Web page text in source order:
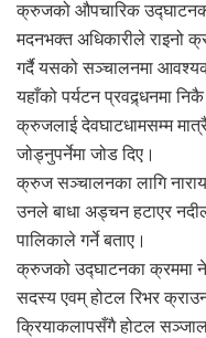
क्रुजको औपचारिक
मदनभक्त अधिकारीले राइनो
गर्दै यसको सञ्चालनमा
यहाँको पर्यटन प्रवद्र्धनमा
क्रुजलाई देवघाटधामसम्म
जोड्नुपर्नेमा जोड दिए।
क्रुज सञ्चालनका लागि
उनले बाधा अड्चन हटाएर
पालिकाले गर्ने बताए।
क्रुजको उद्घाटनका क्रममा
सदस्य एवम् होटल रिभर
क्रियाकलापसँगै होटल सञ्जाल